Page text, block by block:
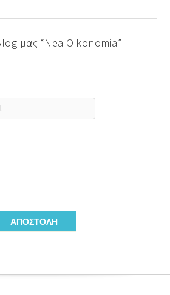
μας “Nea Oikonomia”